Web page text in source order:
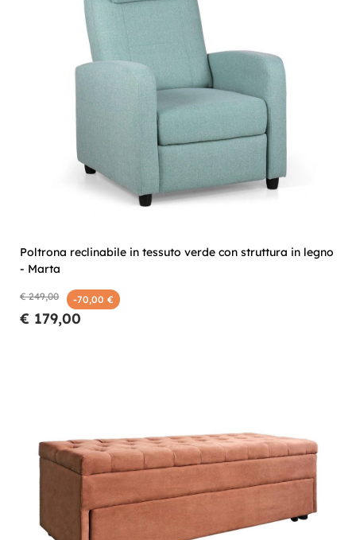
Poltrona reclinabile in tessuto verde con struttura in legno
- Marta
€ 249,00 -70,00 €
€ 179,00